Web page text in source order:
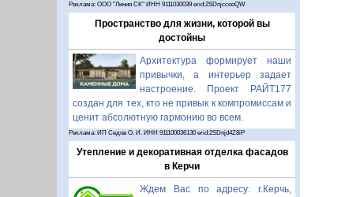
Реклама: ООО "Линия СК" ИНН 9111030039 erid:2SDnjccooQW
Пространство для жизни, которой вы
достойны
Архитектура формирует наши
привычки, а интерьер задает
настроение. Проект РАЙТ177
создан для тех, кто не привык к компромиссам и
ценит абсолютную гармонию во всем.
Реклама: ИП Седов О. И. ИНН 911100036130 erid:2SDnjd4Z8iP
Утепление и декоративная отделка фасадов
в Керчи
Ждем Вас по адресу: г.Керчь,